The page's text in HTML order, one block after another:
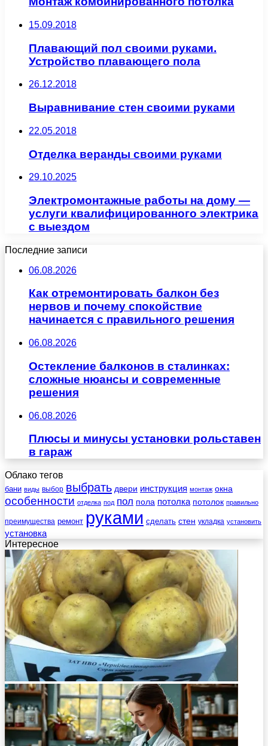
15.09.2018
Плавающий пол своими руками.
Устройство плавающего пола
26.12.2018
Выравнивание стен своими руками
22.05.2018
Отделка веранды своими руками
29.10.2025
Электромонтажные работы на дому —
услуги квалифицированного электрика
с выездом
Последние записи
06.08.2026
Как отремонтировать балкон без
нервов и почему спокойствие
начинается с правильного решения
06.08.2026
Остекление балконов в сталинках:
сложные нюансы и современные
решения
06.08.2026
Плюсы и минусы установки рольставен
в гараж
Облако тегов
бани виды выбор выбрать двери инструкция монтаж окна
особенности отделка под пол пола потолка потолок правильно
преимущества ремонт руками сделать стен укладка установить
установка
Интересное